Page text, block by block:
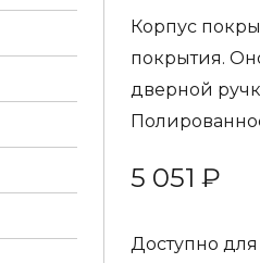
Корпус
покрытия.
дверной
5 051 ₽
Доступно для